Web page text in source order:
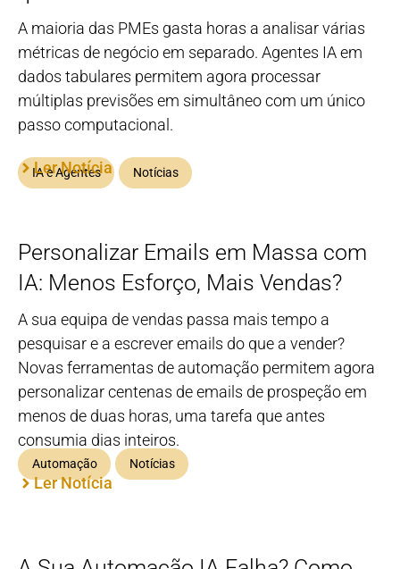
IA e Agentes Notícias
A maioria das PMEs gasta horas a analisar várias
métricas de negócio em separado. Agentes IA em
dados tabulares permitem agora processar
múltiplas previsões em simultâneo com um único
passo computacional.
Ler Notícia
Automação Notícias
Personalizar Emails em Massa com
IA: Menos Esforço, Mais Vendas?
A sua equipa de vendas passa mais tempo a
pesquisar e a escrever emails do que a vender?
Novas ferramentas de automação permitem agora
personalizar centenas de emails de prospeção em
menos de duas horas, uma tarefa que antes
consumia dias inteiros.
Ler Notícia